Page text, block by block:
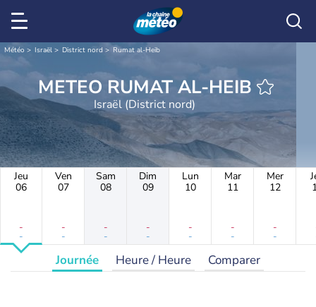
Météo Israël District nord Rumat al-Heib
METEO RUMAT AL-HEIB
Israël (District nord)
Jeu
06
-
-
Ven
07
-
-
Sam
08
-
-
Dim
09
-
-
Lun
10
-
-
Mar
11
-
-
Mer
12
-
-
Journée Heure / Heure Comparer